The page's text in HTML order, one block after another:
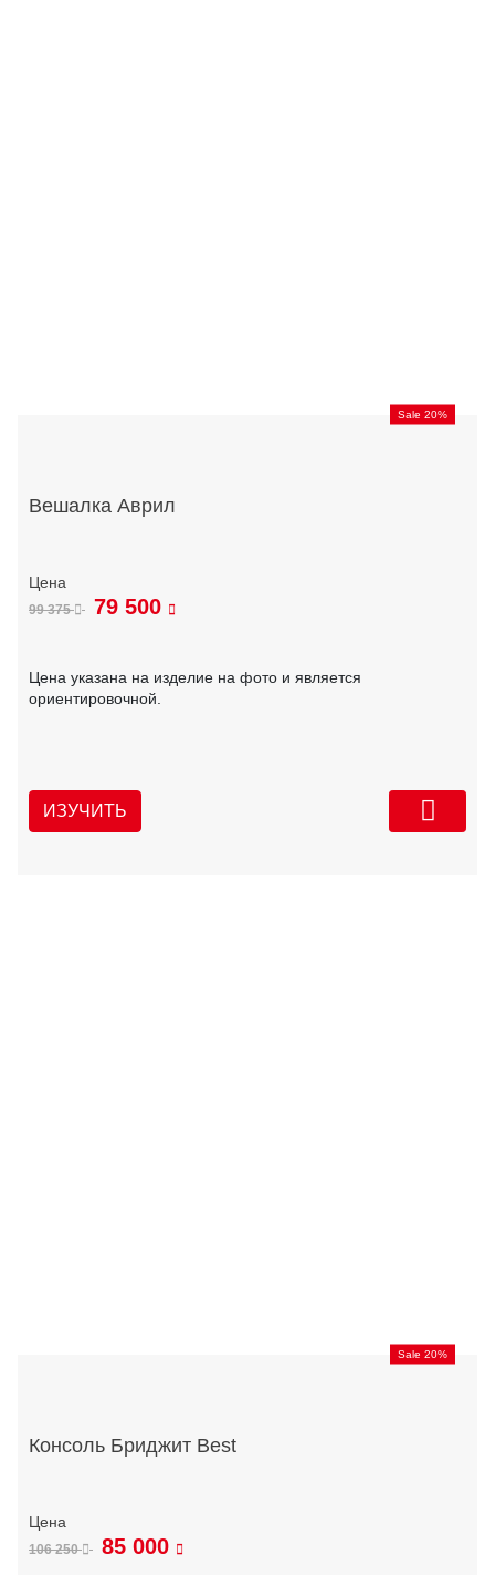
Sale 20%
Вешалка Аврил
99 375 79 500
Цена указана на изделие на фото и является
ориентировочной.
ИЗУЧИТЬ
Sale 20%
Консоль Бриджит Best
106 250 85 000